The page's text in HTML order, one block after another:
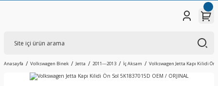
Anasayfa Volkswagen Binek Jetta 2011---2013 İç Aksam Volkswagen Jetta Kapı Kilidi Ön